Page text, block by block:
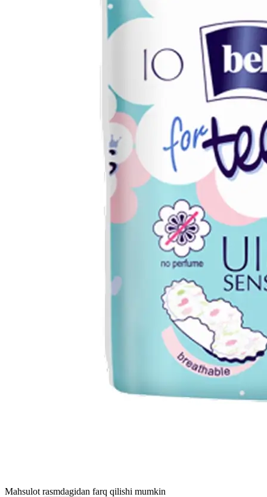
Mahsulot rasmdagidan farq qilishi mumkin